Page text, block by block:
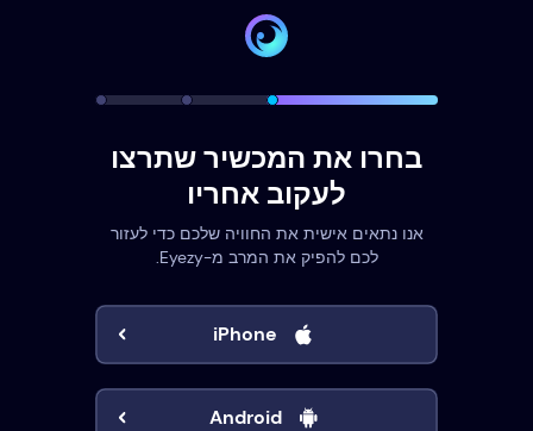
בחרו את המכשיר שתרצו
לעקוב אחריו
אנו נתאים אישית את החוויה שלכם כדי לעזור
לכם להפיק את המרב מ-Eyezy.
iPhone
Android